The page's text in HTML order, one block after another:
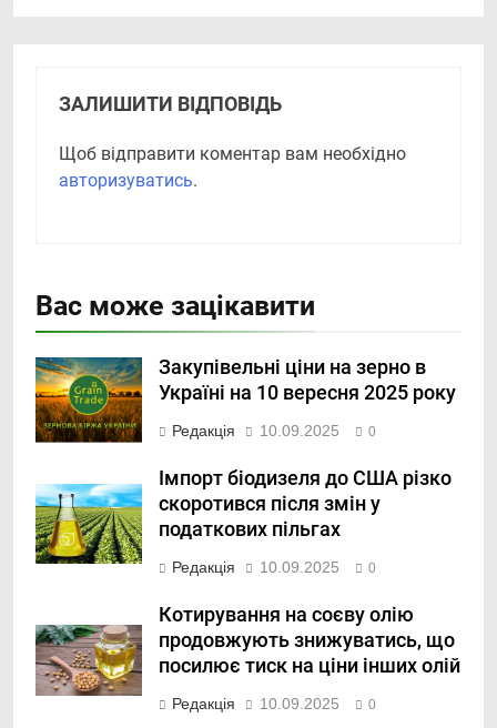
ЗАЛИШИТИ ВІДПОВІДЬ
Щоб відправити коментар вам необхідно
авторизуватись.
Вас може зацікавити
Закупівельні ціни на зерно в
Україні на 10 вересня 2025 року
Редакція 10.09.2025 0
Імпорт біодизеля до США різко
скоротився після змін у
податкових пільгах
Редакція 10.09.2025 0
Котирування на соєву олію
продовжують знижуватись, що
посилює тиск на ціни інших олій
Редакція 10.09.2025 0